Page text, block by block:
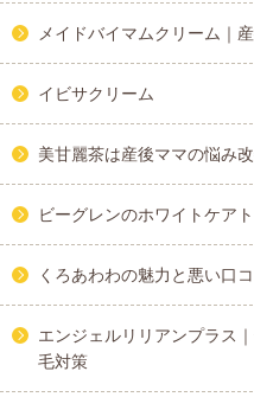
メイドバイマムクリーム｜
イビサクリーム
美甘麗茶は産後ママの悩み
ビーグレンのホワイトケア
くろあわわの魅力と悪い口
エンジェルリリアンプラス
毛対策